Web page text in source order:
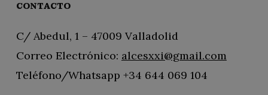
CONTACTO
C/ Abedul, 1 – 47009 Valladolid
Correo Electrónico: alcesxxi@gmail.com
Teléfono/Whatsapp +34 644 069 104